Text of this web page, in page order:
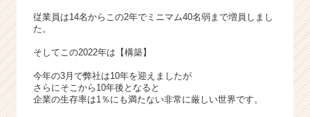
従業員は14名からこの2年でミニマム40名弱まで増員しまし
た。
そしてこの2022年は【構築】
今年の3月で弊社は10年を迎えましたが
さらにそこから10年後となると
企業の生存率は1％にも満たない非常に厳しい世界です。